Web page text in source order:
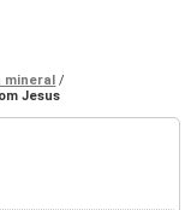
Jesus